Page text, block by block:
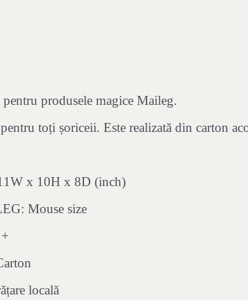
pentru produsele magice Maileg.
pentru toți șoriceii. Este realizată din carton
x 10H x 8D (inch)
Mouse size
locală